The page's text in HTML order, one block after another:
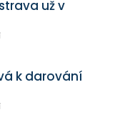
už v
k darování